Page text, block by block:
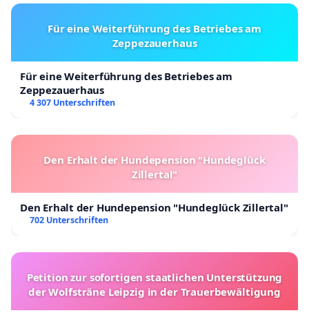
Für eine Weiterführung des Betriebes am
Zeppezauerhaus
Für eine Weiterführung des Betriebes am
Zeppezauerhaus
4 307 Unterschriften
Den Erhalt der Hundepension "Hundeglück
Zillertal"
Den Erhalt der Hundepension "Hundeglück Zillertal"
702 Unterschriften
Petition zur sofortigen staatlichen Unterstützung
der Wolfsträne Leipzig in der Trauerbewältigung